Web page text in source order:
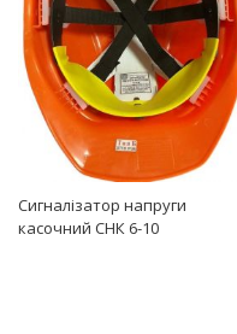
Сигналізатор напруги
касочний СНК 6-10